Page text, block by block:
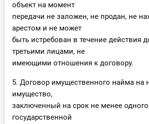
объект на момент
передачи не заложен, не продан, не
арестом и не может
быть истребован в течение действия
третьими лицами, не
имеющими отношения к договору.
5. Договор имущественного найма на
имущество,
заключенный на срок не менее
государственной